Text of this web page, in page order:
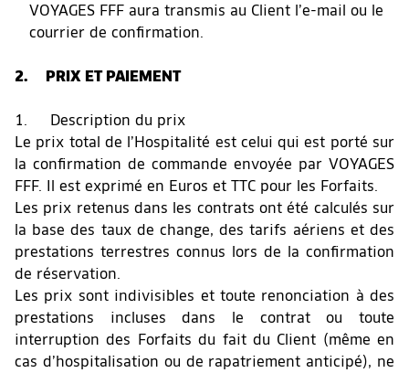
VOYAGES FFF aura transmis au Client l’e-mail ou le
courrier de confirmation.
2. PRIX ET PAIEMENT
1. Description du prix
Le prix total de l’Hospitalité est celui qui est porté sur
la confirmation de commande envoyée par VOYAGES
FFF. Il est exprimé en Euros et TTC pour les Forfaits.
Les prix retenus dans les contrats ont été calculés sur
la base des taux de change, des tarifs aériens et des
prestations terrestres connus lors de la confirmation
de réservation.
Les prix sont indivisibles et toute renonciation à des
prestations incluses dans le contrat ou toute
interruption des Forfaits du fait du Client (même en
cas d’hospitalisation ou de rapatriement anticipé), ne